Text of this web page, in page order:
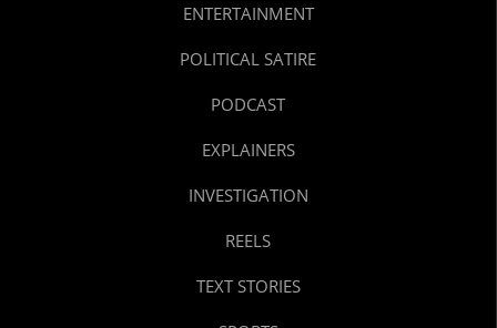
ENTERTAINMENT
POLITICAL SATIRE
PODCAST
EXPLAINERS
INVESTIGATION
REELS
TEXT STORIES